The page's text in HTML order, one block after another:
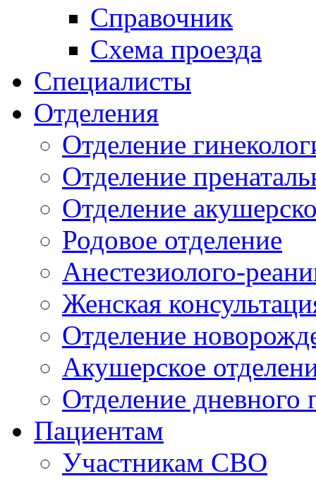
Справочник
Схема проезда
Специалисты
Отделения
Отделение
Отделение
Отделение
Родовое отделение
Анестезиолого-
Женская
Отделение
Акушерское
Отделение дневного
Пациентам
Участникам СВО